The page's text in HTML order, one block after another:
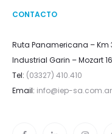
CONTACTO
Ruta Panamericana – Km
Industrial Garin – Mozart
Tel: (03327) 410.410
Email: info@iep-sa.com.ar